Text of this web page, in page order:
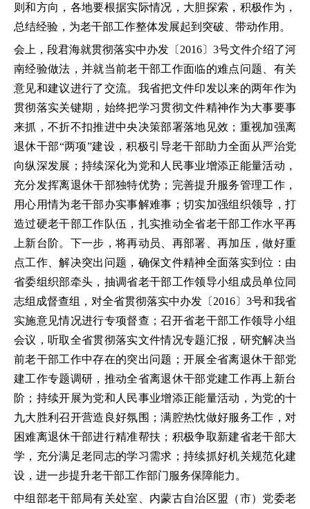
则和方向，各地要根据实际情况，大胆探索，积极作为，
总结经验，为老干部工作整体发展起到突破、带动作用。
会上，段君海就贯彻落实中办发〔2016〕3号文件介绍了河
南经验做法，并就当前老干部工作面临的难点问题、有关
意见和建议进行了交流。我省把文件印发以来的两年作为
贯彻落实关键期，始终把学习贯彻文件精神作为大事要事
来抓，不折不扣推进中央决策部署落地见效；重视加强离
退休干部“两项”建设，积极引导老干部助力全面从严治党
向纵深发展；持续深化为党和人民事业增添正能量活动，
充分发挥离退休干部独特优势；完善提升服务管理工作，
用心用情为老干部办实事解难事；切实加强组织领导，打
造过硬老干部工作队伍，扎实推动全省老干部工作水平再
上新台阶。下一步，将再动员、再部署、再加压，做好重
点工作、解决突出问题，确保文件精神全面落实到位：由
省委组织部牵头，抽调省老干部工作领导小组成员单位同
志组成督查组，对全省贯彻落实中办发〔2016〕3号和我省
实施意见情况进行专项督查；召开省老干部工作领导小组
会议，听取全省贯彻落实文件情况专题汇报，研究解决当
前老干部工作中存在的突出问题；开展全省离退休干部党
建工作专题调研，推动全省离退休干部党建工作再上新台
阶；持续开展为党和人民事业增添正能量活动，为党的十
九大胜利召开营造良好氛围；满腔热忱做好服务工作，对
困难离退休干部进行精准帮扶；积极争取新建省老干部大
学，充分满足老同志的学习需求；持续抓好机关规范化建
设，进一步提升老干部工作部门服务保障能力。
中组部老干部局有关处室、内蒙古自治区盟（市）党委老